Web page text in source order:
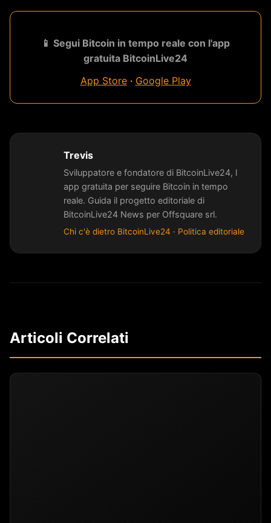
📱 Segui Bitcoin in tempo reale con l'app
gratuita BitcoinLive24
App Store· Google Play
Trevis
Sviluppatore e fondatore di BitcoinLive24, l
app gratuita per seguire Bitcoin in tempo
reale. Guida il progetto editoriale di
BitcoinLive24 News per Offsquare srl.
Chi c'è dietro BitcoinLive24 · Politica editoriale
Articoli Correlati